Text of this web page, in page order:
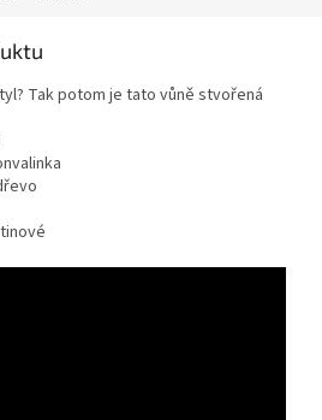
Tak potom je tato vůně stvořená